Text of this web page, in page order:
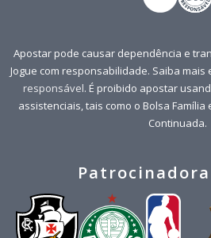
Apostar pode causar dependência e
Jogue com responsabilidade. Saiba
responsável. É proibido apostar
assistenciais, tais como o Bolsa
Continuada.